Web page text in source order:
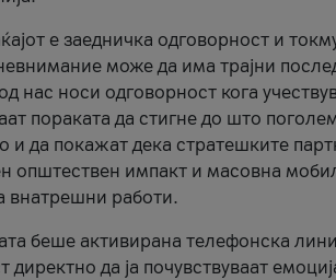
е заедничка одговорност и
може да има трајни
нас носи одговорност кога
пораката да стигне до што
и да покажат дека стратешките
општествен импакт и масовна
внатрешни работи.
беше активирана телефонска
да ја почувствуваат